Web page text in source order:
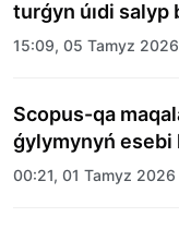
turǵyn úıdi salyp
15:09, 05 Tamyz 2026
Scopus-qa
ǵylymynyń esebi
00:21, 01 Tamyz 2026